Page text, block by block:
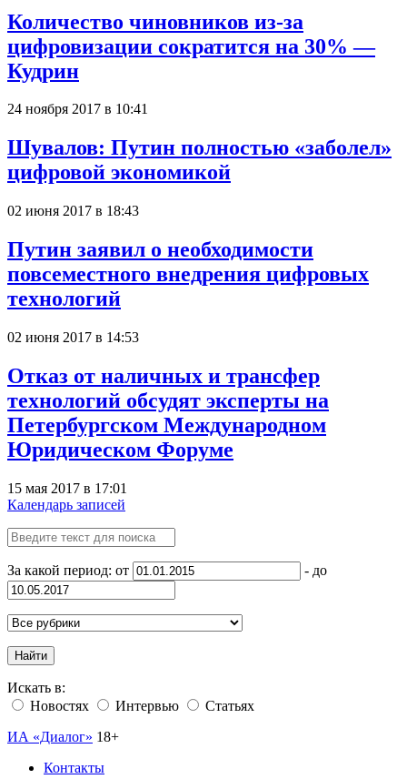
Количество чиновников из-за
цифровизации сократится на 30% —
Кудрин
24 ноября 2017 в 10:41
Шувалов: Путин полностью «заболел»
цифровой экономикой
02 июня 2017 в 18:43
Путин заявил о необходимости
повсеместного внедрения цифровых
технологий
02 июня 2017 в 14:53
Отказ от наличных и трансфер
технологий обсудят эксперты на
Петербургском Международном
Юридическом Форуме
15 мая 2017 в 17:01
Календарь записей
За какой период: от - до
Найти
Искать в:
Новостях
Интервью
Статьях
ИА «Диалог» 18+
Контакты